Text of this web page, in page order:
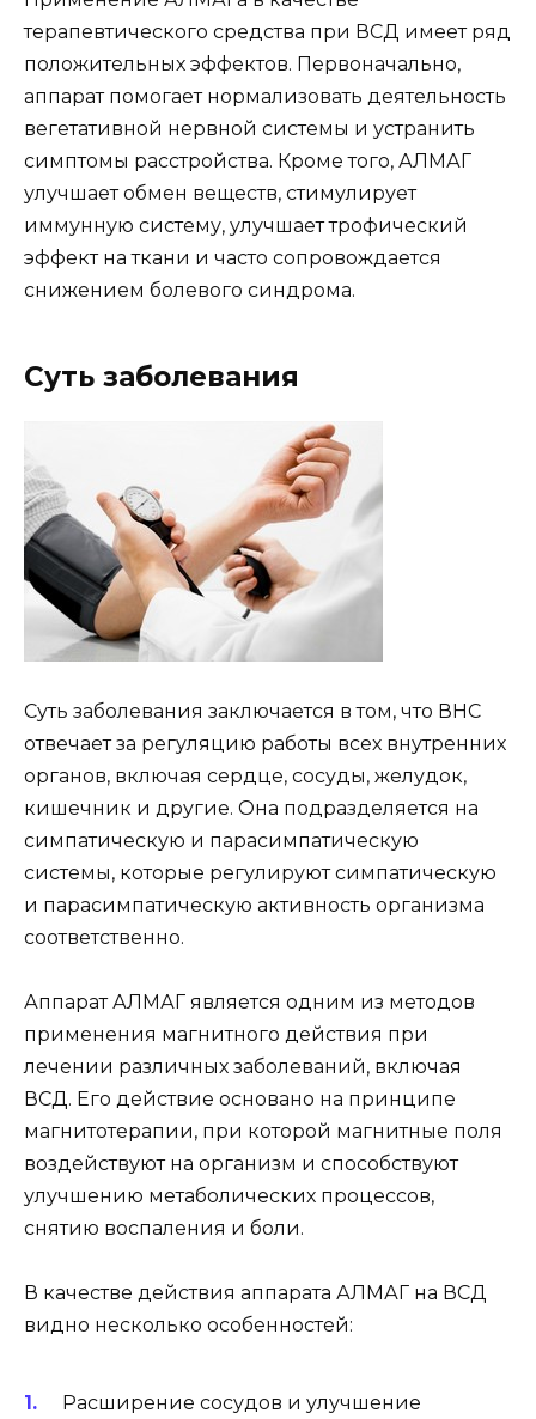
терапевтического средства при ВСД имеет ряд
положительных эффектов. Первоначально,
аппарат помогает нормализовать деятельность
вегетативной нервной системы и устранить
симптомы расстройства. Кроме того, АЛМАГ
улучшает обмен веществ, стимулирует
иммунную систему, улучшает трофический
эффект на ткани и часто сопровождается
снижением болевого синдрома.
Суть заболевания
Суть заболевания заключается в том, что ВНС
отвечает за регуляцию работы всех внутренних
органов, включая сердце, сосуды, желудок,
кишечник и другие. Она подразделяется на
симпатическую и парасимпатическую
системы, которые регулируют симпатическую
и парасимпатическую активность организма
соответственно.
Аппарат АЛМАГ является одним из методов
применения магнитного действия при
лечении различных заболеваний, включая
ВСД. Его действие основано на принципе
магнитотерапии, при которой магнитные поля
воздействуют на организм и способствуют
улучшению метаболических процессов,
снятию воспаления и боли.
В качестве действия аппарата АЛМАГ на ВСД
видно несколько особенностей:
Расширение сосудов и улучшение